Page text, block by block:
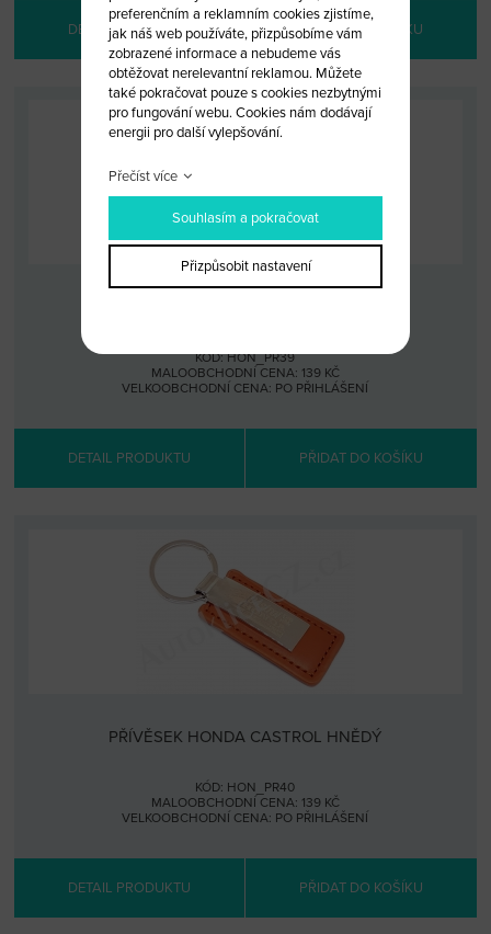
DETAIL PRODUKTU PŘIDAT DO KOŠÍKU
KÓD: HON_PR39
MALOOBCHODNÍ CENA: 139 KČ
VELKOOBCHODNÍ CENA: PO PŘIHLÁŠENÍ
DETAIL PRODUKTU PŘIDAT DO KOŠÍKU
PŘÍVĚSEK HONDA CASTROL HNĚDÝ
KÓD: HON_PR40
MALOOBCHODNÍ CENA: 139 KČ
VELKOOBCHODNÍ CENA: PO PŘIHLÁŠENÍ
DETAIL PRODUKTU PŘIDAT DO KOŠÍKU
preferenčním a reklamním cookies zjistíme,
jak náš web používáte, přizpůsobíme vám
zobrazené informace a nebudeme vás
obtěžovat nerelevantní reklamou. Můžete
také pokračovat pouze s cookies nezbytnými
pro fungování webu. Cookies nám dodávají
energii pro další vylepšování.
Přečíst více
Souhlasím a pokračovat
Přizpůsobit nastavení